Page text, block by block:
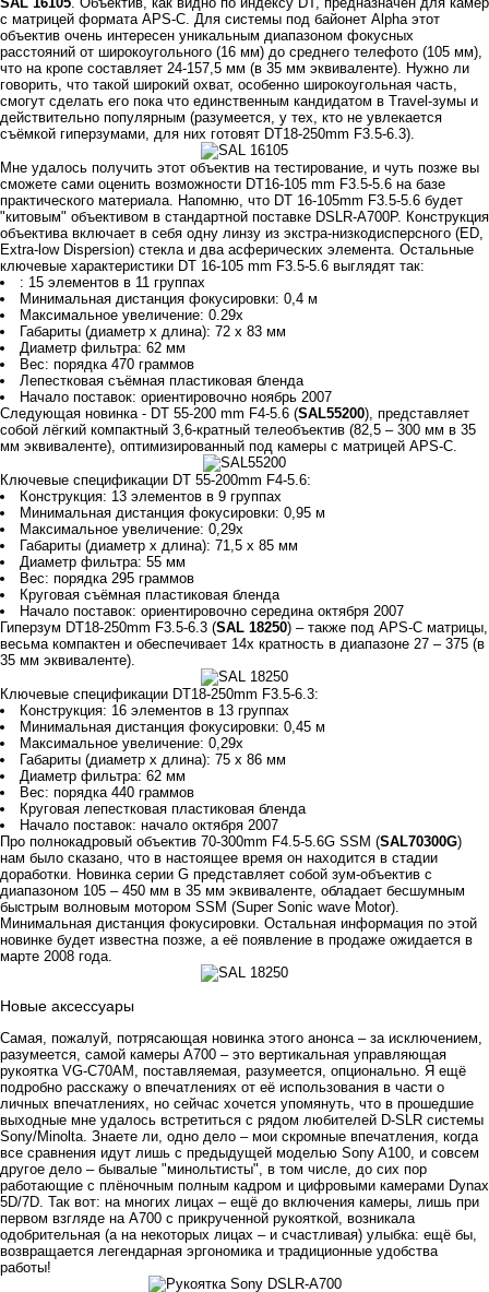
с матрицей формата APS-C. Для системы под байонет Alpha этот
объектив очень интересен уникальным диапазоном фокусных
расстояний от широкоугольного (16 мм) до среднего телефото (105 мм),
что на кропе составляет 24-157,5 мм (в 35 мм эквиваленте). Нужно ли
говорить, что такой широкий охват, особенно широкоугольная часть,
смогут сделать его пока что единственным кандидатом в Travel-зумы и
действительно популярным (разумеется, у тех, кто не увлекается
съёмкой гиперзумами, для них готовят DT18-250mm F3.5-6.3).
Мне удалось получить этот объектив на тестирование, и чуть позже вы
сможете сами оценить возможности DT16-105 mm F3.5-5.6 на базе
практического материала. Напомню, что DT 16-105mm F3.5-5.6 будет
"китовым" объективом в стандартной поставке DSLR-A700P. Конструкция
объектива включает в себя одну линзу из экстра-низкодисперсного (ED,
Extra-low Dispersion) стекла и два асферических элемента. Остальные
ключевые характеристики DT 16-105 mm F3.5-5.6 выглядят так:
: 15 элементов в 11 группах
Минимальная дистанция фокусировки: 0,4 м
Максимальное увеличение: 0.29x
Габариты (диаметр x длина): 72 x 83 мм
Диаметр фильтра: 62 мм
Вес: порядка 470 граммов
Лепестковая съёмная пластиковая бленда
Начало поставок: ориентировочно ноябрь 2007
Следующая новинка - DT 55-200 mm F4-5.6 (SAL55200), представляет
собой лёгкий компактный 3,6-кратный телеобъектив (82,5 – 300 мм в 35
мм эквиваленте), оптимизированный под камеры с матрицей APS-C.
Ключевые спецификации DT 55-200mm F4-5.6:
Конструкция: 13 элементов в 9 группах
Минимальная дистанция фокусировки: 0,95 м
Максимальное увеличение: 0,29x
Габариты (диаметр x длина): 71,5 x 85 мм
Диаметр фильтра: 55 мм
Вес: порядка 295 граммов
Круговая съёмная пластиковая бленда
Начало поставок: ориентировочно середина октября 2007
Гиперзум DT18-250mm F3.5-6.3 (SAL 18250) – также под APS-C матрицы,
весьма компактен и обеспечивает 14х кратность в диапазоне 27 – 375 (в
35 мм эквиваленте).
Ключевые спецификации DT18-250mm F3.5-6.3:
Конструкция: 16 элементов в 13 группах
Минимальная дистанция фокусировки: 0,45 м
Максимальное увеличение: 0,29x
Габариты (диаметр x длина): 75 x 86 мм
Диаметр фильтра: 62 мм
Вес: порядка 440 граммов
Круговая лепестковая пластиковая бленда
Начало поставок: начало октября 2007
Про полнокадровый объектив 70-300mm F4.5-5.6G SSM (SAL70300G)
нам было сказано, что в настоящее время он находится в стадии
доработки. Новинка серии G представляет собой зум-объектив с
диапазоном 105 – 450 мм в 35 мм эквиваленте, обладает бесшумным
быстрым волновым мотором SSM (Super Sonic wave Motor).
Минимальная дистанция фокусировки. Остальная информация по этой
новинке будет известна позже, а её появление в продаже ожидается в
марте 2008 года.
Новые аксессуары
Самая, пожалуй, потрясающая новинка этого анонса – за исключением,
разумеется, самой камеры А700 – это вертикальная управляющая
рукоятка VG-C70AM, поставляемая, разумеется, опционально. Я ещё
подробно расскажу о впечатлениях от её использования в части о
личных впечатлениях, но сейчас хочется упомянуть, что в прошедшие
выходные мне удалось встретиться с рядом любителей D-SLR системы
Sony/Minolta. Знаете ли, одно дело – мои скромные впечатления, когда
все сравнения идут лишь с предыдущей моделью Sony A100, и совсем
другое дело – бывалые "минольтисты", в том числе, до сих пор
работающие с плёночным полным кадром и цифровыми камерами Dynax
5D/7D. Так вот: на многих лицах – ещё до включения камеры, лишь при
первом взгляде на А700 с прикрученной рукояткой, возникала
одобрительная (а на некоторых лицах – и счастливая) улыбка: ещё бы,
возвращается легендарная эргономика и традиционные удобства
работы!